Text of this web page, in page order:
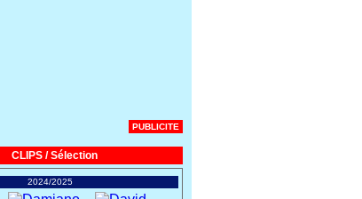
PUBLICITE
CLIPS / Sélection
2024/2025